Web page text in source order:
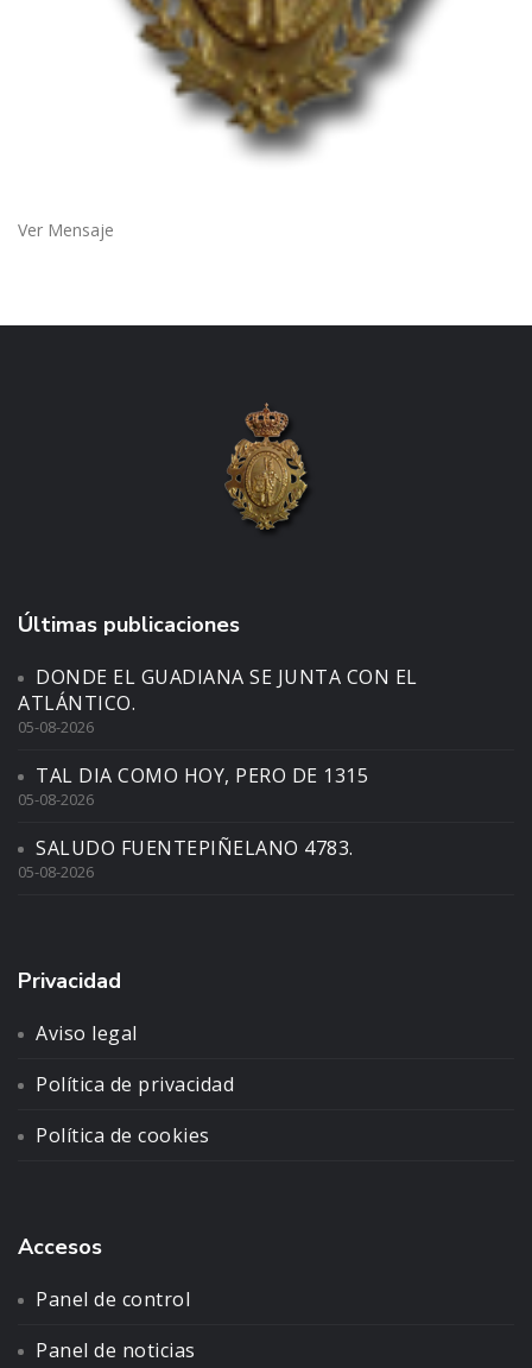
Ver Mensaje
Últimas publicaciones
DONDE EL GUADIANA SE JUNTA CON EL
ATLÁNTICO.
05-08-2026
TAL DIA COMO HOY, PERO DE 1315
05-08-2026
SALUDO FUENTEPIÑELANO 4783.
05-08-2026
Privacidad
Aviso legal
Política de privacidad
Política de cookies
Accesos
Panel de control
Panel de noticias